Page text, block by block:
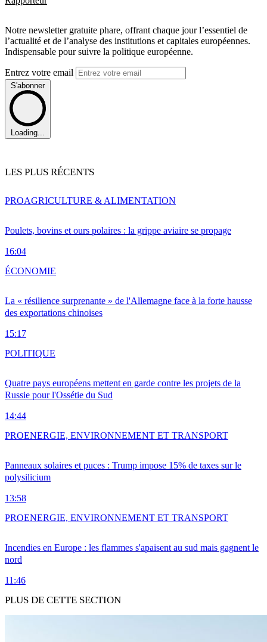
Notre newsletter gratuite phare, offrant chaque jour l’essentiel de
l’actualité et de l’analyse des institutions et capitales européennes.
Indispensable pour suivre la politique européenne.
Entrez votre email
S'abonner
Loading...
LES PLUS RÉCENTS
Poulets, bovins et ours polaires : la grippe aviaire se propage
16:04
PROAGRICULTURE & ALIMENTATION
La « résilience surprenante » de l'Allemagne face à la forte hausse
des exportations chinoises
15:17
ÉCONOMIE
Quatre pays européens mettent en garde contre les projets de la
Russie pour l'Ossétie du Sud
14:44
POLITIQUE
Panneaux solaires et puces : Trump impose 15% de taxes sur le
polysilicium
13:58
PROENERGIE, ENVIRONNEMENT ET TRANSPORT
Incendies en Europe : les flammes s'apaisent au sud mais gagnent le
nord
11:46
PROENERGIE, ENVIRONNEMENT ET TRANSPORT
PLUS DE CETTE SECTION